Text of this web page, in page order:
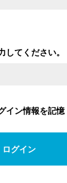
てください。
イン情報を記憶